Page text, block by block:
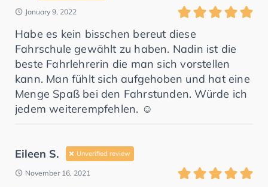
January 9, 2022
Habe es kein bisschen bereut diese
Fahrschule gewählt zu haben. Nadin ist die
beste Fahrlehrerin die man sich vorstellen
kann. Man fühlt sich aufgehoben und hat eine
Menge Spaß bei den Fahrstunden. Würde ich
jedem weiterempfehlen. ☺️
Eileen S. Unverified review
November 16, 2021